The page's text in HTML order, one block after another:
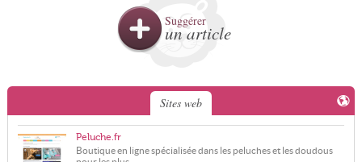
Suggérer
un article
Sites web
Peluche.fr
Boutique en ligne spécialisée dans les peluches et les doudous